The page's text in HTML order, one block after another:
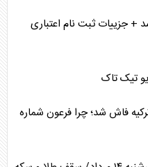
است؟
معادلات
جزییات ثبت نام اعتباری
تیک تاک
فاش شد؛ چرا فرعون شماره